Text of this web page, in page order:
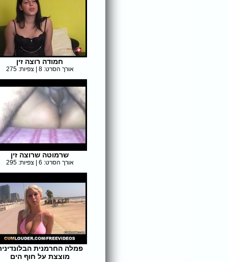
חמודה רוצה זין
אורך הסרט: 8 | צפיות: 275
שרמוטה שרוצה זין
אורך הסרט: 6 | צפיות: 295
פמלה החרמנית
מוצצת על חוף הים